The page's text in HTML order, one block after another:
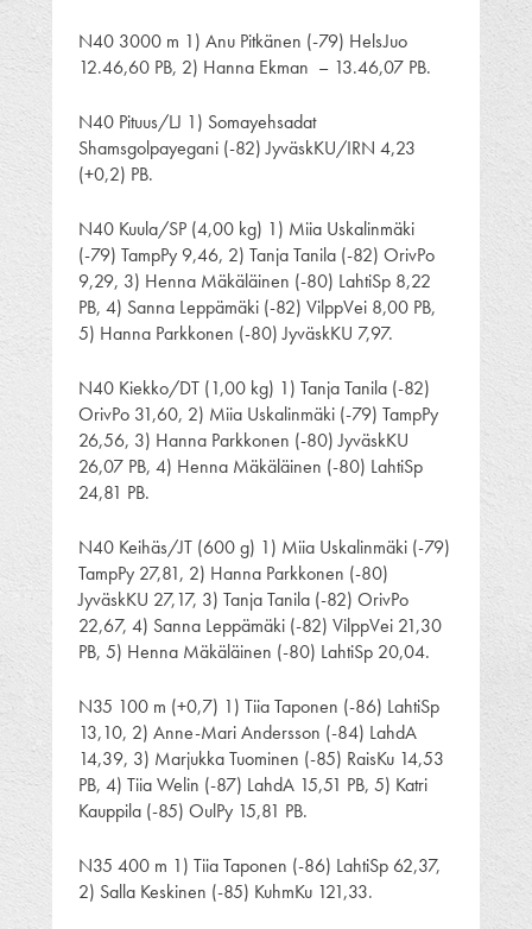
N40 3000 m 1) Anu Pitkänen (-79) HelsJuo
12.46,60 PB, 2) Hanna Ekman – 13.46,07 PB.
N40 Pituus/LJ 1) Somayehsadat
Shamsgolpayegani (-82) JyväskKU/IRN 4,23
(+0,2) PB.
N40 Kuula/SP (4,00 kg) 1) Miia Uskalinmäki
(-79) TampPy 9,46, 2) Tanja Tanila (-82) OrivPo
9,29, 3) Henna Mäkäläinen (-80) LahtiSp 8,22
PB, 4) Sanna Leppämäki (-82) VilppVei 8,00 PB,
5) Hanna Parkkonen (-80) JyväskKU 7,97.
N40 Kiekko/DT (1,00 kg) 1) Tanja Tanila (-82)
OrivPo 31,60, 2) Miia Uskalinmäki (-79) TampPy
26,56, 3) Hanna Parkkonen (-80) JyväskKU
26,07 PB, 4) Henna Mäkäläinen (-80) LahtiSp
24,81 PB.
N40 Keihäs/JT (600 g) 1) Miia Uskalinmäki (-79)
TampPy 27,81, 2) Hanna Parkkonen (-80)
JyväskKU 27,17, 3) Tanja Tanila (-82) OrivPo
22,67, 4) Sanna Leppämäki (-82) VilppVei 21,30
PB, 5) Henna Mäkäläinen (-80) LahtiSp 20,04.
N35 100 m (+0,7) 1) Tiia Taponen (-86) LahtiSp
13,10, 2) Anne-Mari Andersson (-84) LahdA
14,39, 3) Marjukka Tuominen (-85) RaisKu 14,53
PB, 4) Tiia Welin (-87) LahdA 15,51 PB, 5) Katri
Kauppila (-85) OulPy 15,81 PB.
N35 400 m 1) Tiia Taponen (-86) LahtiSp 62,37,
2) Salla Keskinen (-85) KuhmKu 121,33.